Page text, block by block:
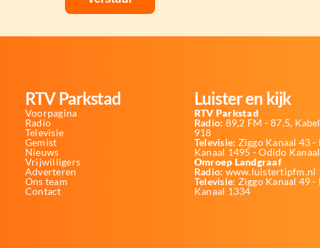
RTV Parkstad
Voorpagina
Radio
Televisie
Gemist
Nieuws
Vrijwilligers
Adverteren
Ons team
Contact
Luister en kijk
RTV Parkstad
Radio: 89,2 FM - 87,5,
918
Televisie: Ziggo Kanaal 43 -
Kanaal 1495 - Odido
Omroep Landgraaf
Radio: www.luistertipfm.nl
Televisie: Ziggo Kanaal 49 -
Kanaal 1334